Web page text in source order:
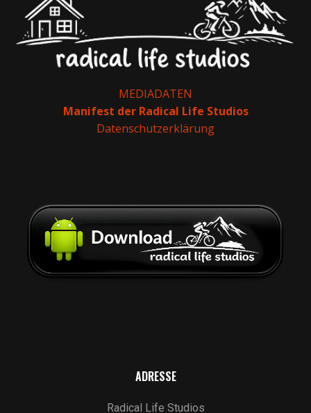
MEDIADATEN
Manifest der Radical Life Studios
Datenschutzerklärung
ADRESSE
Radical Life Studios